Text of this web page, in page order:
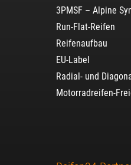
3PMSF – Alpine
Run-Flat-Reifen
Reifenaufbau
EU-Label
Radial- und
Motorradreifen-